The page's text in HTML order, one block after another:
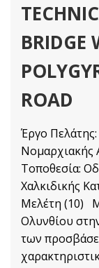
BRIDGE
ROAD
Έργο
Νομαρχιακής
Τοποθεσία:
Χαλκιδικής
Μελέτη (10)
Ολυνθίου
των